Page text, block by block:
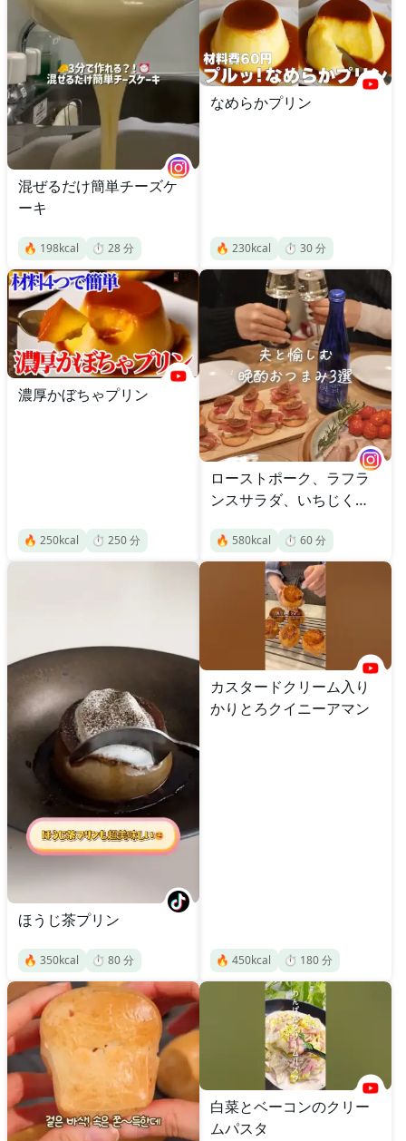
混ぜるだけ簡単チーズケ
ーキ
🔥 198kcal ⏱️ 28分
なめらかプリン
🔥 230kcal ⏱️ 30分
濃厚かぼちゃプリン
🔥 250kcal ⏱️ 250分
ローストポーク、ラフラ
ンスサラダ、いちじくカ
🔥 580kcal ⏱️ 60分
ほうじ茶プリン
🔥 350kcal ⏱️ 80分
カスタードクリーム入り
かりとろクイニーアマン
🔥 450kcal ⏱️ 180分
白菜とベーコンのクリー
ムパスタ